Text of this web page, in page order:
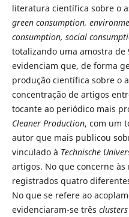
literatura científica sobre o
green consumption,
consumption, social
totalizando uma amostra de
evidenciam que, de forma
produção científica sobre o
concentração de artigos
tocante ao periódico mais
Cleaner Production, com um
autor que mais publicou
vinculado à Technische
artigos. No que concerne
registrados quatro
No que se refere ao
evidenciaram-se três clusters